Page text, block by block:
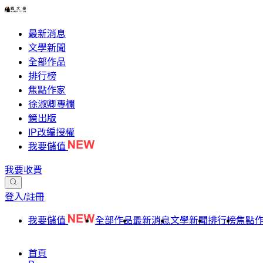
最新消息
文學新聞
全部作品
排行榜
焦點作家
徐淑卿專欄
鏡出版
IP改編授權
我要儲值
我要收費
登入/註冊
我要儲值 全部作品最新消息文學新聞排行榜焦點
首頁